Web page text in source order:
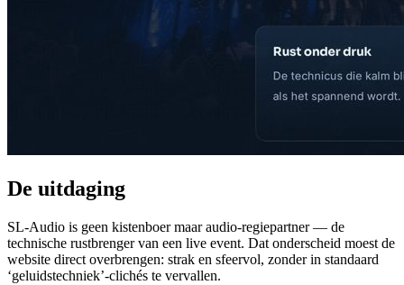
De uitdaging
SL-Audio is geen kistenboer maar audio-regiepartner — de
technische rustbrenger van een live event. Dat onderscheid moest de
website direct overbrengen: strak en sfeervol, zonder in standaard
‘geluidstechniek’-clichés te vervallen.